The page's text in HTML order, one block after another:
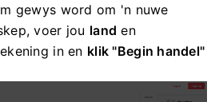
gewys word om 'n nuwe
voer jou land en
in en klik "Begin handel"